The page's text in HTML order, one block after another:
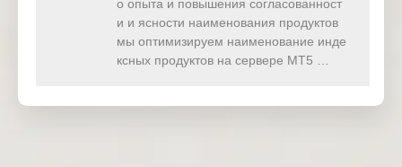
о опыта и повышения согласованност
и и ясности наименования продуктов
мы оптимизируем наименование инде
ксных продуктов на сервере MT5 …